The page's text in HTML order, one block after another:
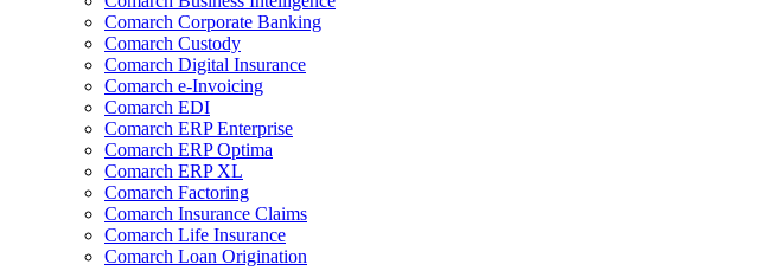
Comarch Corporate Banking
Comarch Custody
Comarch Digital Insurance
Comarch e-Invoicing
Comarch EDI
Comarch ERP Enterprise
Comarch ERP Optima
Comarch ERP XL
Comarch Factoring
Comarch Insurance Claims
Comarch Life Insurance
Comarch Loan Origination